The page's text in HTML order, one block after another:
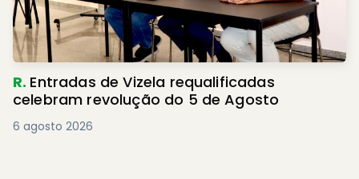
R. Entradas de Vizela requalificadas
celebram revolução do 5 de Agosto
6 agosto 2026